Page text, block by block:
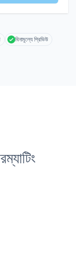
বিনামূল্যে প্রিভিউ